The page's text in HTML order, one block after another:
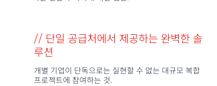
// 단일 공급처에서 제공하는 완벽한 솔
루션
개별 기업이 단독으로는 실현할 수 없는 대규모 복합
프로젝트에 참여하는 것.